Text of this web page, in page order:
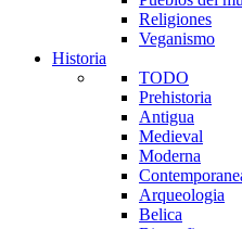
Religiones
Veganismo
Historia
TODO
Prehistoria
Antigua
Medieval
Moderna
Arqueologia
Belica